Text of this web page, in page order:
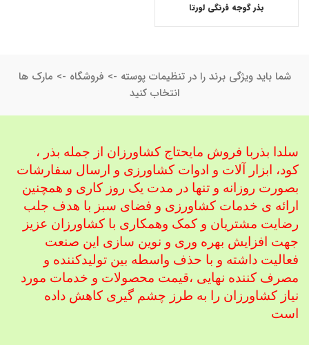
بذر گوجه فرنگی لورتا
شما باید ویژگی برند را در تنظیمات پوسته -> فروشگاه -> مارک ها
انتخاب کنید
سلدا بذربا فروش مایحتاج کشاورزان از جمله بذر ،
کود، ابزار آلات و ادوات کشاورزی و ارسال سفارشات
بصورت روزانه و تنها در مدت یک روز کاری و همچنین
ارائه ی خدمات کشاورزی و فضای سبز با هدف جلب
رضایت مشتریان و کمک وهمکاری با کشاورزان عزیز
جهت افزایش بهره وری و نوین سازی این صنعت
فعالیت داشته و با حذف واسطه بین تولیدکننده و
مصرف کننده نهایی ،قیمت محصولات و خدمات مورد
نیاز کشاورزان را به طرز چشم گیری کاهش داده
است